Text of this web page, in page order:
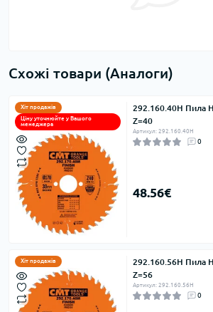
Схожі товари (Аналоги)
Хіт продажів
Ціну уточнюйте у Вашого
менеджера
292.160.40H Пила
Z=40
Артикул: 292.160.40H
0
48.56€
Хіт продажів
292.160.56H Пила
Z=56
Артикул: 292.160.56H
0